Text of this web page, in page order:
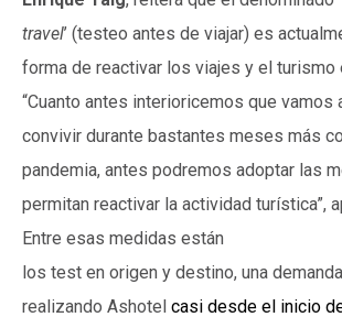
travel’ (testeo antes de viajar) es
forma de reactivar los viajes y el turismo
“Cuanto antes interioricemos que vamos
convivir durante bastantes meses más
pandemia, antes podremos adoptar las
permitan reactivar la actividad turística”,
Entre esas medidas están
los test en origen y destino, una
realizando Ashotel casi desde el inicio